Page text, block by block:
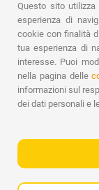
Passeggio
Igiene
Kit baby set
Questo sito
esperienza di
cookie con finalità
tua esperienza di
interesse. Puoi
nella pagina delle
informazioni sul
dei dati personali e